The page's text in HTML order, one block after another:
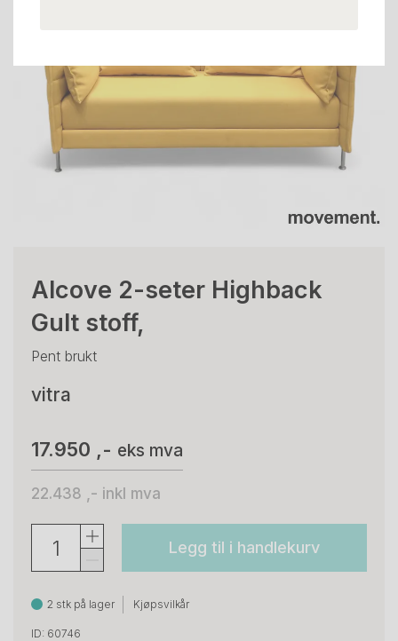
Alcove 2-seter Highback
Gult stoff,
Pent brukt
vitra
17.950 ,- eks mva
22.438 ,- inkl mva
Legg til i handlekurv
2 stk på lager Kjøpsvilkår
ID: 60746